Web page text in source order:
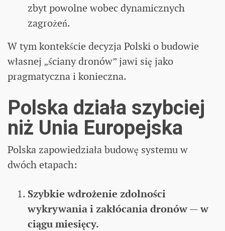
zbyt powolne wobec dynamicznych
zagrożeń.
W tym kontekście decyzja Polski o budowie
własnej „ściany dronów” jawi się jako
pragmatyczna i konieczna.
Polska działa szybciej
niż Unia Europejska
Polska zapowiedziała budowę systemu w
dwóch etapach:
Szybkie wdrożenie zdolności
wykrywania i zakłócania dronów — w
ciągu miesięcy.